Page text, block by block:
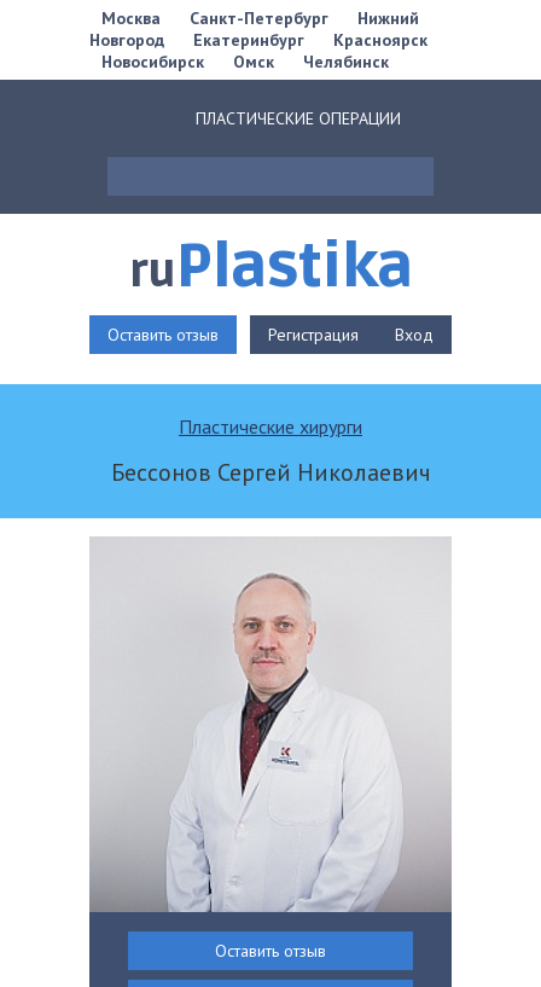
Москва Санкт-Петербург
Нижний
Новгород
Екатеринбург
Красноярск
Новосибирск
Омск Челябинск
ПЛАСТИЧЕСКИЕ ОПЕРАЦИИ
ruPlastika
Оставить отзыв Регистрация Вход
Оставить отзыв
Пластические хирурги
Бессонов Сергей Николаевич